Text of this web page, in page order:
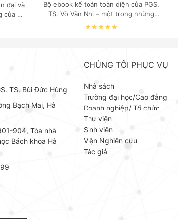
đại và
Cố
một
hiện
thống
dụng
sách
Bộ ebook kế toán toàn diện của PGS.
TS. Võ Văn Nhị – một trong những
chuyên gia hàng đầu, giàu kinh
TS. Bùi Đức Hùng
Bạch Mai, Hà
904, Tòa nhà
Bách khoa Hà
CHÚNG TÔI PHỤC VỤ
Nhà sách
Trường đại học/Cao đẳng
Doanh nghiệp/ Tổ chức
Thư viện
Sinh viên
Viện Nghiên cứu
Tác giả